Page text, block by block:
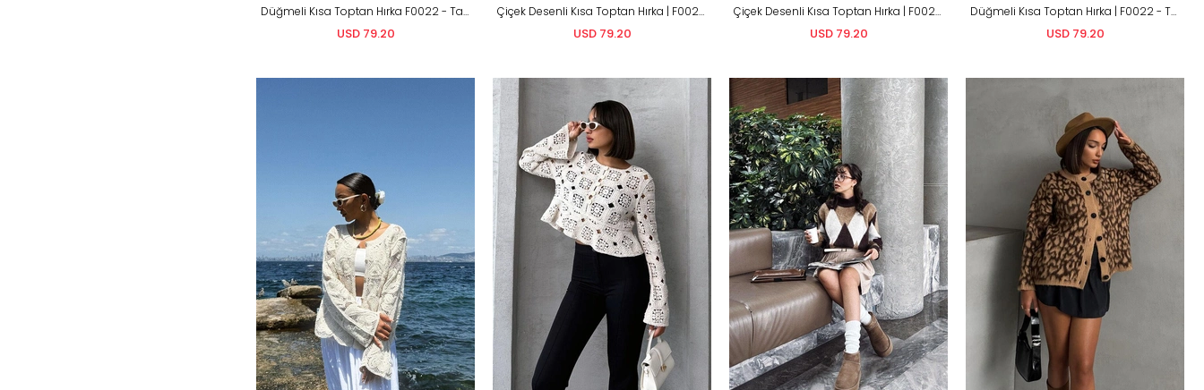
Düğmeli Kısa Toptan Hırka F0022 - Taş Mavi
USD 79.20
Çiçek Desenli Kısa Toptan Hırka | F0025 - Taş Kahve
USD 79.20
Çiçek Desenli Kısa Toptan Hırka | F0025 - Taş Siyah
USD 79.20
Düğmeli Kısa Toptan Hırka | F0022 - Taş Kiremit
USD 79.20